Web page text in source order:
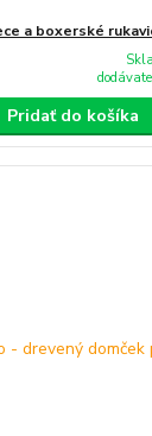
a boxerské
Pridať do košíka